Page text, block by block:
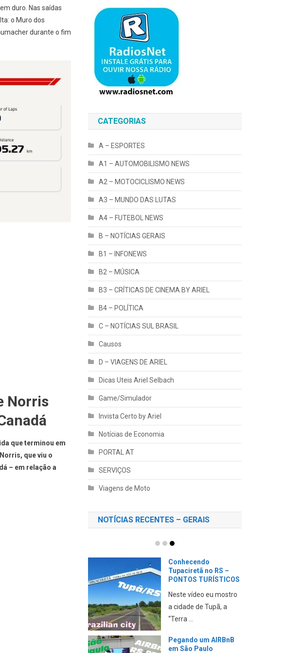
duro. Nas saídas
o Muro dos
durante o fim
Norris
que terminou em
que viu o
– em relação a
CATEGORIAS
A – ESPORTES
A1 – AUTOMOBILISMO NEWS
A2 – MOTOCICLISMO NEWS
A3 – MUNDO DAS LUTAS
A4 – FUTEBOL NEWS
B – NOTÍCIAS GERAIS
B1 – INFONEWS
B2 – MÚSICA
B3 – CRÍTICAS DE CINEMA BY ARIEL
B4 – POLÍTICA
C – NOTÍCIAS SUL BRASIL
Causos
D – VIAGENS DE ARIEL
Dicas Uteis Ariel Selbach
Game/Simulador
Invista Certo by Ariel
Notícias de Economia
PORTAL AT
SERVIÇOS
Viagens de Moto
NOTÍCIAS RECENTES – GERAIS
Conhecendo
Tupaciretã no RS –
PONTOS TURÍSTICOS
Neste vídeo eu mostro
a cidade de Tupã, a
“Terra ...
Pegando um AIRBnB
em São Paulo